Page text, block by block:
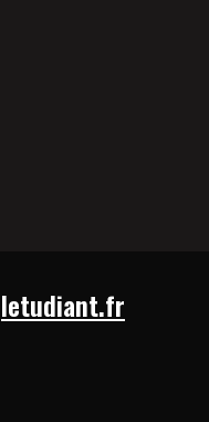
letudiant.fr